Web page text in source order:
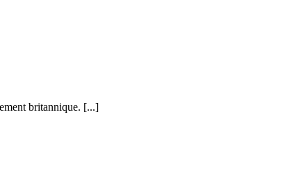
britannique. [...]